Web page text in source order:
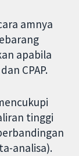
amnya
apabila
CPAP.
tinggi
analisa).